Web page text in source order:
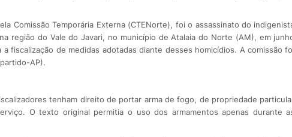
Comissão Temporária Externa (CTENorte), foi o assassinato do
região do Vale do Javari, no município de Atalaia do Norte (AM), em
fiscalização de medidas adotadas diante desses homicídios. A comissão
AP).
tenham direito de portar arma de fogo, de propriedade
O texto original permitia o uso dos armamentos apenas durante